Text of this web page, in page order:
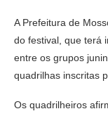
A Prefeitura de
do festival, que terá
entre os grupos
quadrilhas inscritas
Os quadrilheiros